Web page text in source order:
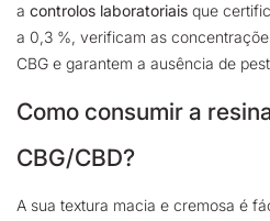
a controlos laboratoriais que
a 0,3 %, verificam as
CBG e garantem a ausência de
Como consumir a
CBG/CBD?
A sua textura macia e cremosa é